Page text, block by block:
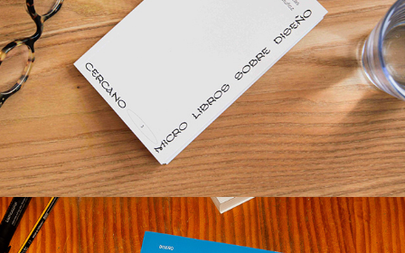
Cocreative Canva